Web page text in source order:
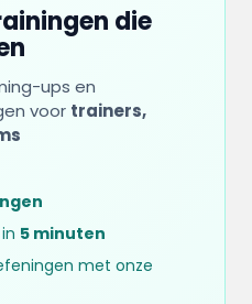
die
ups en
voor trainers,
5 minuten
met onze